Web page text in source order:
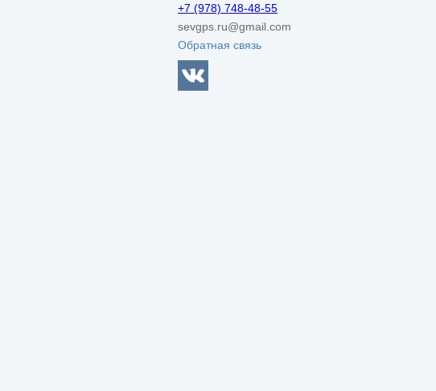
+7 (978) 748-48-55
sevgps.ru@gmail.com
Обратная связь